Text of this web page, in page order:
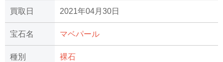
買取日 2021年04月30日
宝石名 マベパール
種別 裸石